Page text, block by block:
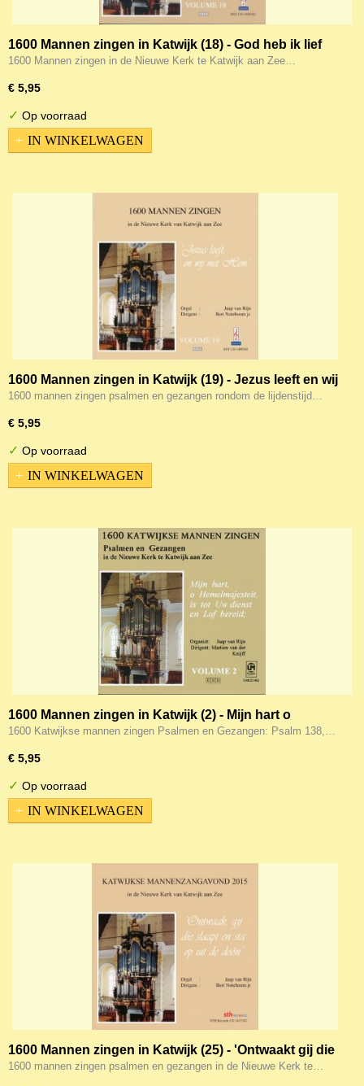
1600 Mannen zingen in Katwijk (18) - God heb ik lief
1600 Mannen zingen in de Nieuwe Kerk te Katwijk aan Zee…
€ 5,95
✓ Op voorraad
IN WINKELWAGEN
1600 Mannen zingen in Katwijk (19) - Jezus leeft en wij
met Hem
1600 mannen zingen psalmen en gezangen rondom de lijdenstijd…
€ 5,95
✓ Op voorraad
IN WINKELWAGEN
1600 Mannen zingen in Katwijk (2) - Mijn hart o
Hemelmajesteit
1600 Katwijkse mannen zingen Psalmen en Gezangen: Psalm 138,…
€ 5,95
✓ Op voorraad
IN WINKELWAGEN
1600 Mannen zingen in Katwijk (25) - 'Ontwaakt gij die
slaapt'
1600 mannen zingen psalmen en gezangen in de Nieuwe Kerk te…